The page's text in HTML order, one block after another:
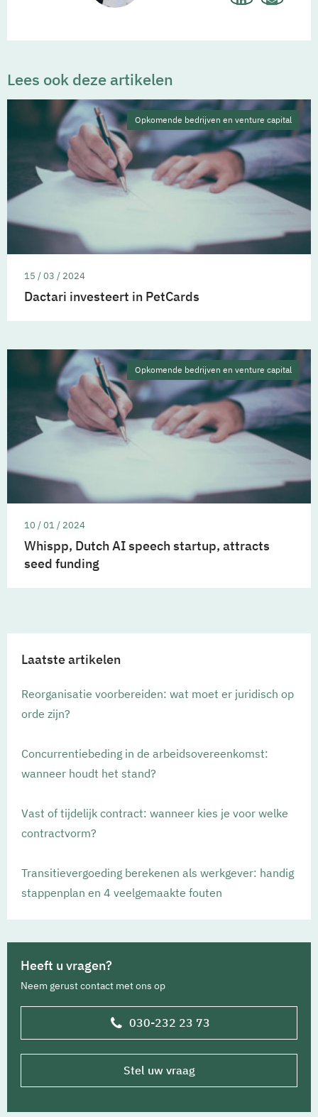
Lees ook deze artikelen
Opkomende bedrijven en venture capital
15 / 03 / 2024
Dactari investeert in PetCards
Opkomende bedrijven en venture capital
10 / 01 / 2024
Whispp, Dutch AI speech startup, attracts
seed funding
Laatste artikelen
Reorganisatie voorbereiden: wat moet er juridisch op
orde zijn?
Concurrentiebeding in de arbeidsovereenkomst:
wanneer houdt het stand?
Vast of tijdelijk contract: wanneer kies je voor welke
contractvorm?
Transitievergoeding berekenen als werkgever: handig
stappenplan en 4 veelgemaakte fouten
Heeft u vragen?
Neem gerust contact met ons op
030-232 23 73
Stel uw vraag